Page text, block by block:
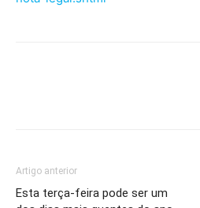
Artigo anterior
Esta terça-feira pode ser um